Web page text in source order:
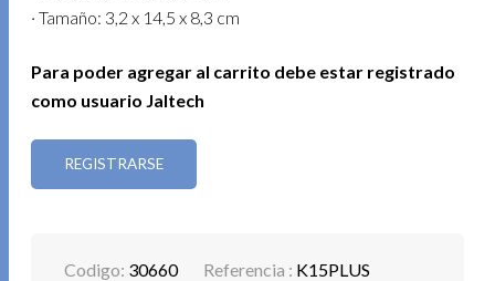
· Tamaño: 3,2 x 14,5 x 8,3 cm
Para poder agregar al carrito debe estar registrado
como usuario Jaltech
REGISTRARSE
Codigo: 30660 Referencia : K15PLUS